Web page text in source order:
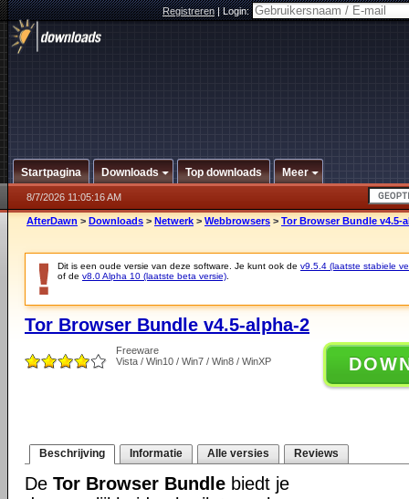
Registreren|Login:
Startpagina Downloads Top downloads Meer
8/7/2026 11:05:16 AM
AfterDawn > Downloads > Netwerk > Webbrowsers > Tor Browser Bundle v4.5-
Dit is een oude versie van deze software. Je kunt ook de v9.5.4 (laatste stabiele
of de v8.0 Alpha 10 (laatste beta versie)
Tor Browser Bundle v4.5-alpha-2
Freeware
Vista / Win10 / Win7 / Win8 / WinXP
Beschrijving Informatie Alle versies Reviews
De Tor Browser Bundle biedt je